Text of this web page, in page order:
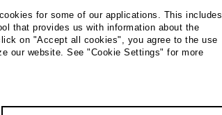
for some of our applications. This includes
that provides us with information about the
on "Accept all cookies", you agree to the use
our website. See "Cookie Settings" for more